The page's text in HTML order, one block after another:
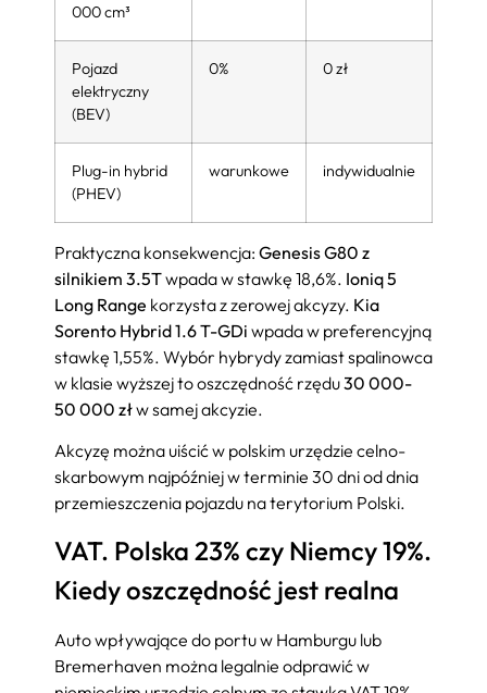
000 cm³
Pojazd
elektryczny
(BEV)
0% 0 zł
Plug-in hybrid
(PHEV)
warunkowe indywidualnie
Praktyczna konsekwencja: Genesis G80 z
silnikiem 3.5Twpada w stawkę 18,6%. Ioniq 5
Long Range korzysta z zerowej akcyzy. Kia
Sorento Hybrid 1.6 T-GDi wpada w preferencyjną
stawkę 1,55%. Wybór hybrydy zamiast spalinowca
w klasie wyższej to oszczędność rzędu30 000-
50 000 złw samej akcyzie.
Akcyzę można uiścić w polskim urzędzie celno-
skarbowym najpóźniej w terminie 30 dni od dnia
przemieszczenia pojazdu na terytorium Polski.
VAT. Polska 23% czy Niemcy 19%.
Kiedy oszczędność jest realna
Auto wpływające do portu w Hamburgu lub
Bremerhaven można legalnie odprawić w